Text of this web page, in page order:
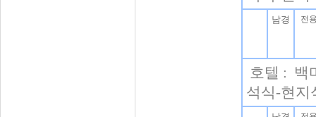
남경 전
호텔 : 백
석식-현지